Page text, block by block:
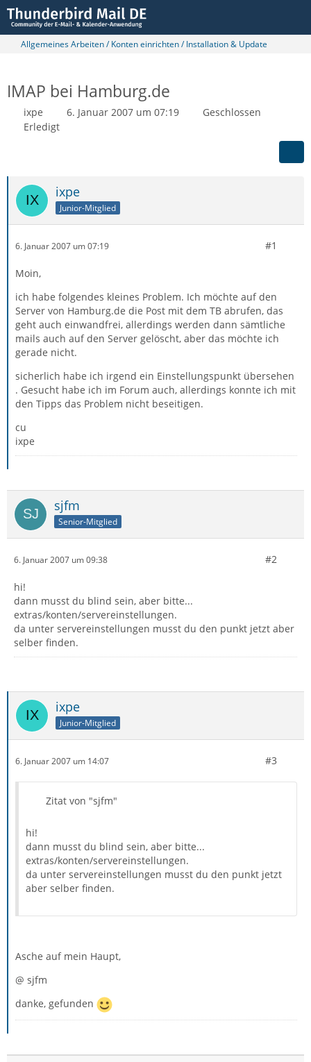
Allgemeines Arbeiten / Konten einrichten / Installation & Update
IMAP bei Hamburg.de
ixpe 6. Januar 2007 um 07:19
Geschlossen
Erledigt
ixpe
Junior-Mitglied
6. Januar 2007 um 07:19 #1
Moin,
ich habe folgendes kleines Problem. Ich möchte auf den
Server von Hamburg.de die Post mit dem TB abrufen, das
geht auch einwandfrei, allerdings werden dann sämtliche
mails auch auf den Server gelöscht, aber das möchte ich
gerade nicht.
sicherlich habe ich irgend ein Einstellungspunkt übersehen
. Gesucht habe ich im Forum auch, allerdings konnte ich mit
den Tipps das Problem nicht beseitigen.
cu
ixpe
sjfm
Senior-Mitglied
6. Januar 2007 um 09:38 #2
hi!
dann musst du blind sein, aber bitte...
extras/konten/servereinstellungen.
da unter servereinstellungen musst du den punkt jetzt aber
selber finden.
ixpe
Junior-Mitglied
6. Januar 2007 um 14:07 #3
Zitat von "sjfm"
hi!
dann musst du blind sein, aber bitte...
extras/konten/servereinstellungen.
da unter servereinstellungen musst du den punkt jetzt
aber selber finden.
Asche auf mein Haupt,
@ sjfm
danke, gefunden